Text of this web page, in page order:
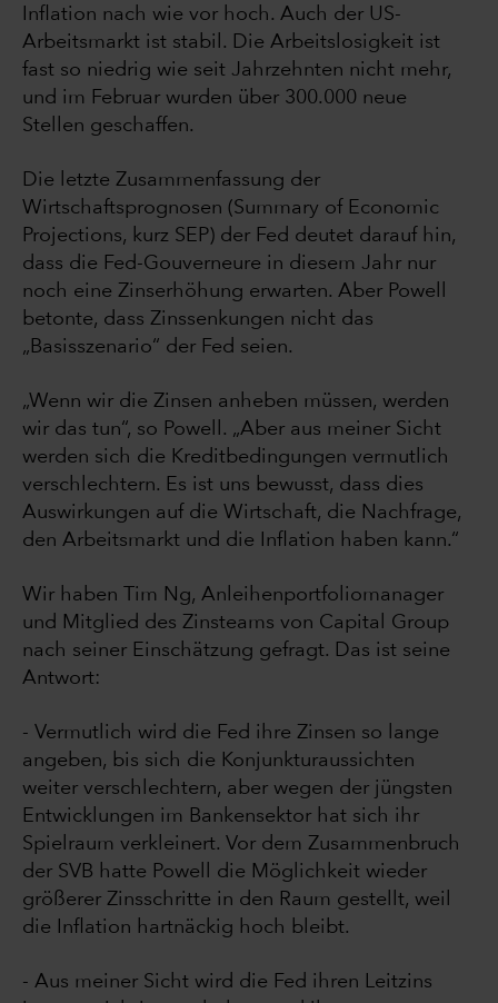
Inflation nach wie vor hoch. Auch der US-
Arbeitsmarkt ist stabil. Die Arbeitslosigkeit ist
fast so niedrig wie seit Jahrzehnten nicht mehr,
und im Februar wurden über 300.000 neue
Stellen geschaffen.
Die letzte Zusammenfassung der
Wirtschaftsprognosen (Summary of Economic
Projections, kurz SEP) der Fed deutet darauf hin,
dass die Fed-Gouverneure in diesem Jahr nur
noch eine Zinserhöhung erwarten. Aber Powell
betonte, dass Zinssenkungen nicht das
„Basisszenario“ der Fed seien.
„Wenn wir die Zinsen anheben müssen, werden
wir das tun“, so Powell. „Aber aus meiner Sicht
werden sich die Kreditbedingungen vermutlich
verschlechtern. Es ist uns bewusst, dass dies
Auswirkungen auf die Wirtschaft, die Nachfrage,
den Arbeitsmarkt und die Inflation haben kann.“
Wir haben Tim Ng, Anleihenportfoliomanager
und Mitglied des Zinsteams von Capital Group
nach seiner Einschätzung gefragt. Das ist seine
Antwort:
- Vermutlich wird die Fed ihre Zinsen so lange
angeben, bis sich die Konjunkturaussichten
weiter verschlechtern, aber wegen der jüngsten
Entwicklungen im Bankensektor hat sich ihr
Spielraum verkleinert. Vor dem Zusammenbruch
der SVB hatte Powell die Möglichkeit wieder
größerer Zinsschritte in den Raum gestellt, weil
die Inflation hartnäckig hoch bleibt.
- Aus meiner Sicht wird die Fed ihren Leitzins